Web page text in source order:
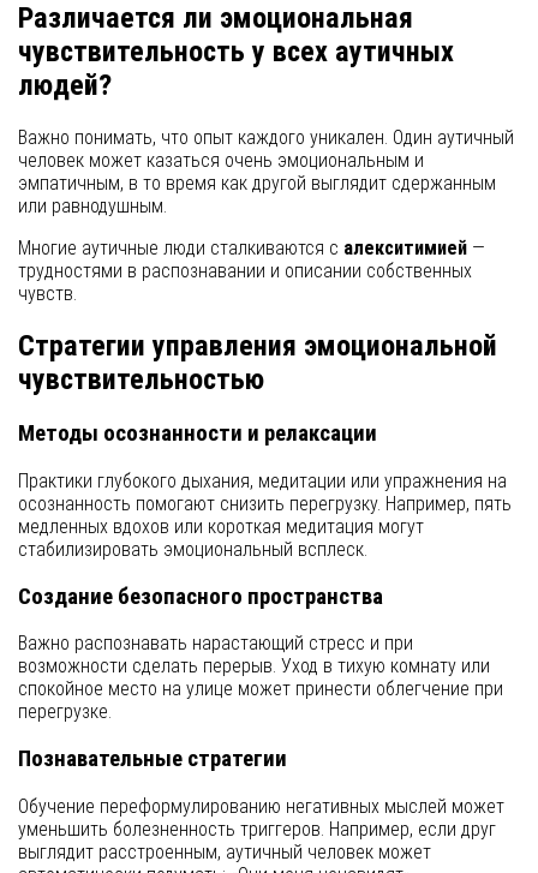
Различается ли эмоциональная
чувствительность у всех аутичных
людей?
Важно понимать, что опыт каждого уникален. Один аутичный
человек может казаться очень эмоциональным и
эмпатичным, в то время как другой выглядит сдержанным
или равнодушным.
Многие аутичные люди сталкиваются с алекситимией —
трудностями в распознавании и описании собственных
чувств.
Стратегии управления эмоциональной
чувствительностью
Методы осознанности и релаксации
Практики глубокого дыхания, медитации или упражнения на
осознанность помогают снизить перегрузку. Например, пять
медленных вдохов или короткая медитация могут
стабилизировать эмоциональный всплеск.
Создание безопасного пространства
Важно распознавать нарастающий стресс и при
возможности сделать перерыв. Уход в тихую комнату или
спокойное место на улице может принести облегчение при
перегрузке.
Познавательные стратегии
Обучение переформулированию негативных мыслей может
уменьшить болезненность триггеров. Например, если друг
выглядит расстроенным, аутичный человек может